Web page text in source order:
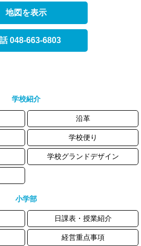
地図を表示
048-663-6803
学校紹介
沿革
学校便り
学校グランドデザイン
小学部
日課表・授業紹介
経営重点事項